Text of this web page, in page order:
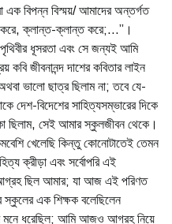
বিপন্ন বিস্ময়/ আমাদের অন্তর্গত
করে, ক্লান্ত-ক্লান্ত করে;...”।
ধূসরতা এবং সে জন্যই আমি
কবি জীবনানন্দ দাশের কবিতার লাইন
ভালো ছাত্র ছিলাম না; তবে যে-
দেশ-বিদেশের সাহিত্যসম্ভারের দিকে
ছিলাম, সেই আমার স্কুলজীবন থেকে।
খেলেছি কিন্তু কোনোটাতেই তেমন
ক্রীড়া এবং সর্বোপরি এই
আগ্রহ ছিল আমার; যা আজ এই পরিণত
এক শিক্ষক বলেছিলেন
মনে ধরেছিল; আমি আজও আগ্রহ নিয়ে